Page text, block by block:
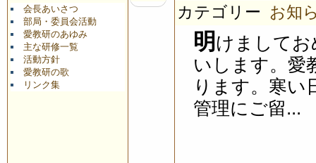
会長あいさつ
部局・委員会活動
愛教研のあゆみ
主な研修一覧
活動方針
愛教研の歌
リンク集
カテゴリー お知
明 けまして
いします。愛
ります。寒い
管理にご留...